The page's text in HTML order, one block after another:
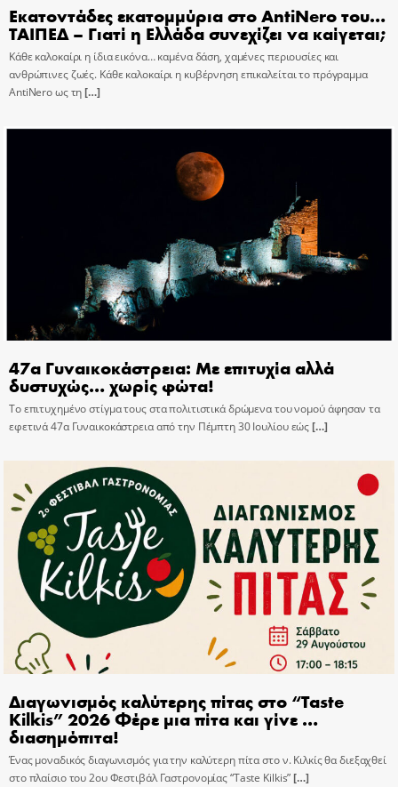
Εκατοντάδες εκατομμύρια στο AntiNero του…
ΤΑΙΠΕΔ – Γιατί η Ελλάδα συνεχίζει να καίγεται;
Κάθε καλοκαίρι η ίδια εικόνα… καμένα δάση, χαμένες περιουσίες και
ανθρώπινες ζωές. Κάθε καλοκαίρι η κυβέρνηση επικαλείται το πρόγραμμα
AntiNero ως τη[…]
47α Γυναικοκάστρεια: Με επιτυχία αλλά
δυστυχώς… χωρίς φώτα!
Το επιτυχημένο στίγμα τους στα πολιτιστικά δρώμενα του νομού άφησαν τα
εφετινά 47α Γυναικοκάστρεια από την Πέμπτη 30 Ιουλίου εώς[…]
Διαγωνισμός καλύτερης πίτας στο “Taste
Kilkis” 2026 Φέρε μια πίτα και γίνε …
διασημόπιτα!
Ένας μοναδικός διαγωνισμός για την καλύτερη πίτα στο ν. Κιλκίς θα διεξαχθεί
στο πλαίσιο του 2ου Φεστιβάλ Γαστρονομίας “Taste Kilkis”[…]